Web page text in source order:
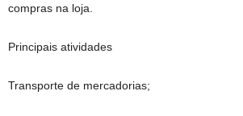
compras na loja.
Principais atividades
Transporte de mercadorias;